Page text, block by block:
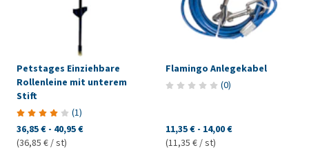
Petstages Einziehbare
Rollenleine mit unterem
Stift
(1)
36,85 € - 40,95 €
(36,85 € / st)
Flamingo Anlegekabel
(0)
11,35 € - 14,00 €
(11,35 € / st)